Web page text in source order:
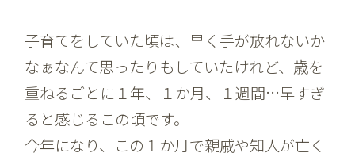
子育てをしていた頃は、早く手が放れないか
なぁなんて思ったりもしていたけれど、歳を
重ねるごとに１年、１か月、１週間…早すぎ
ると感じるこの頃です。
今年になり、この１か月で親戚や知人が亡く